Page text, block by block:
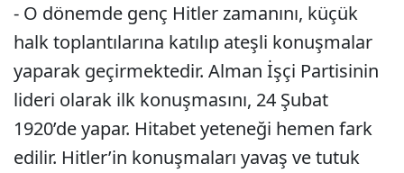
- O dönemde genç Hitler zamanını, küçük
halk toplantılarına katılıp ateşli konuşmalar
yaparak geçirmektedir. Alman İşçi Partisinin
lideri olarak ilk konuşmasını, 24 Şubat
1920’de yapar. Hitabet yeteneği hemen fark
edilir. Hitler’in konuşmaları yavaş ve tutuk